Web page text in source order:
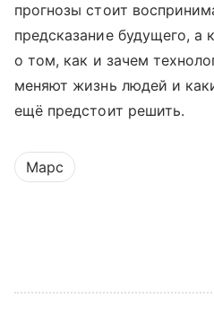
прогнозы стоит
предсказание будущего, а
о том, как и зачем
меняют жизнь людей и
ещё предстоит решить.
Марс